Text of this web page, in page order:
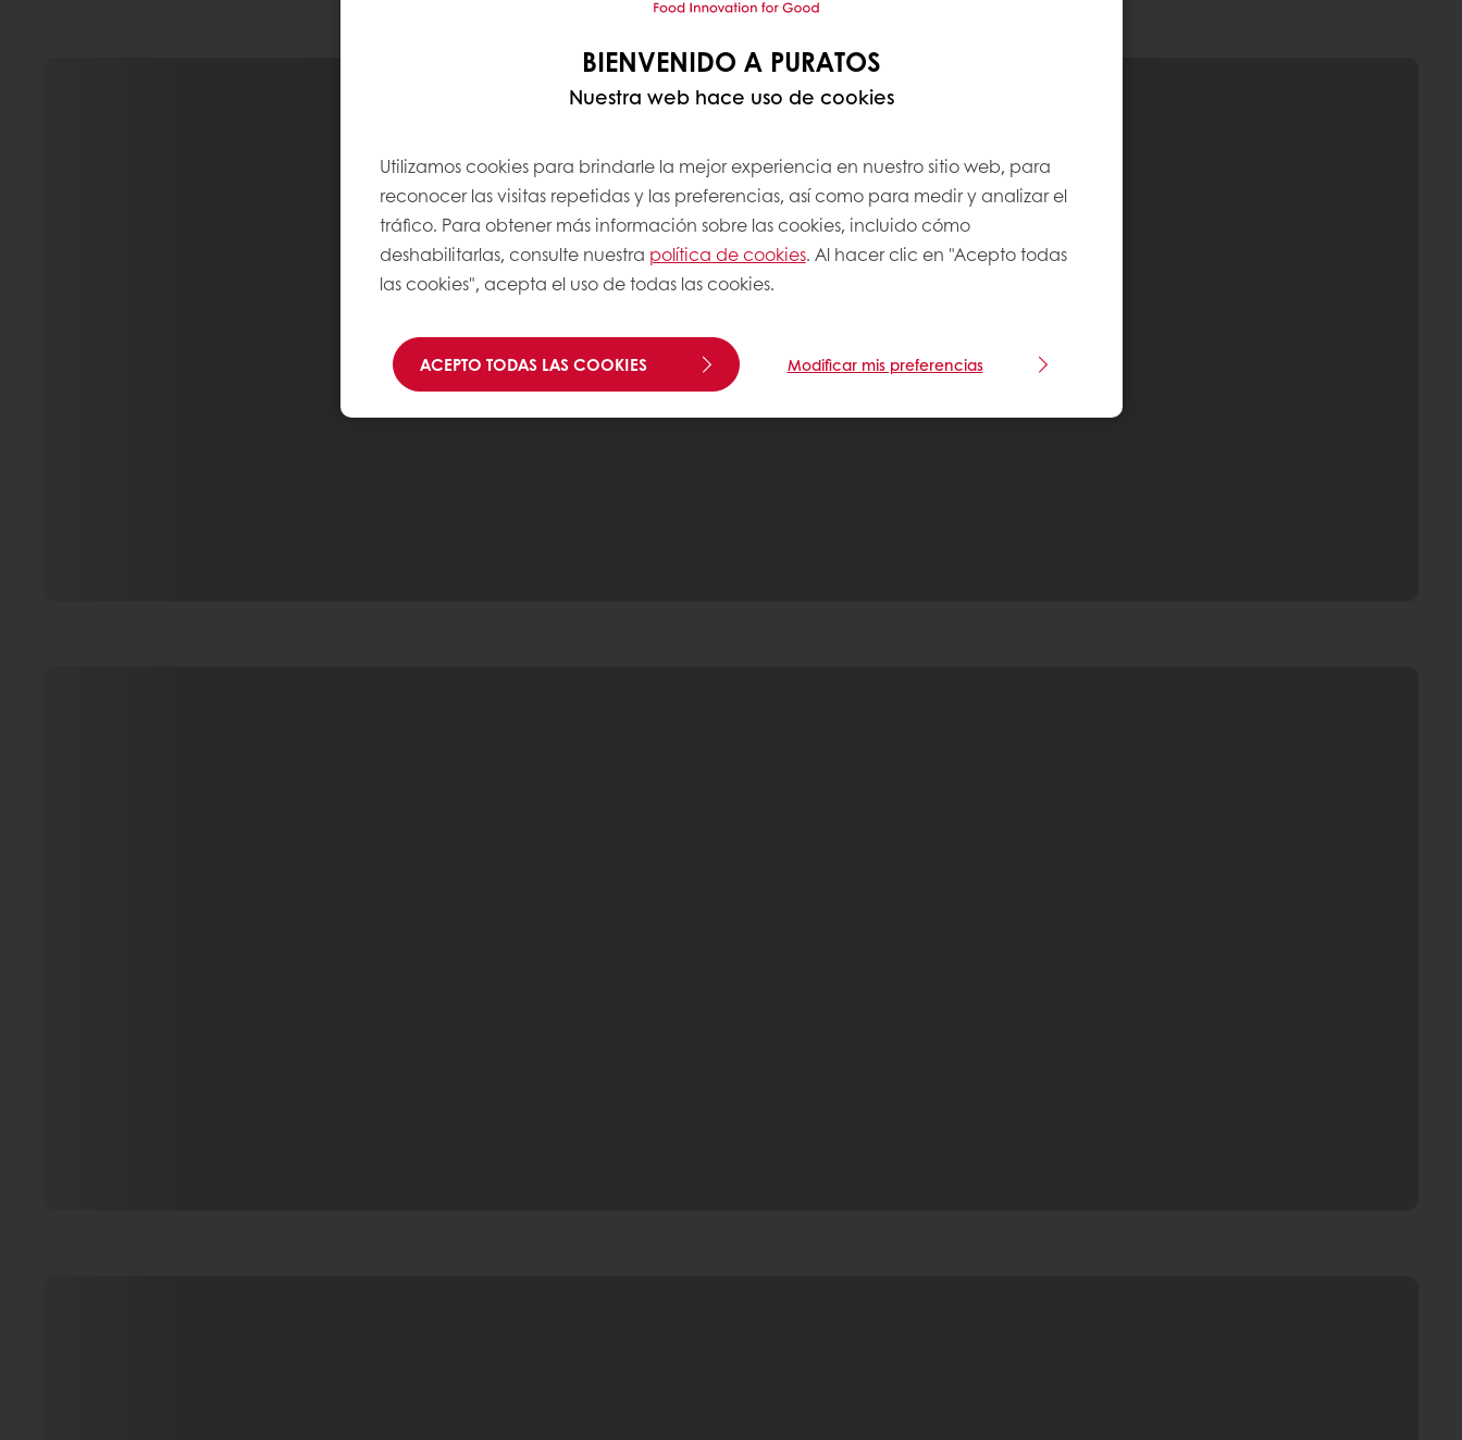
BIENVENIDO A PURATOS
Nuestra web hace uso de cookies
Utilizamos cookies para brindarle la mejor experiencia en nuestro sitio web, para
reconocer las visitas repetidas y las preferencias, así como para medir y analizar el
tráfico. Para obtener más información sobre las cookies, incluido cómo
deshabilitarlas, consulte nuestra política de cookies. Al hacer clic en "Acepto todas
las cookies", acepta el uso de todas las cookies.
ACEPTO TODAS LAS COOKIES Modificar mis preferencias